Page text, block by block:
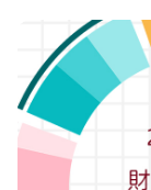
黃*瑢300黃*瑩
0馮映萍200
000艾佳國際資
000張淑芬
0王*喻6400姜伊
鄭*益6000林侑
駿達5500林*真
*復5000板橋美